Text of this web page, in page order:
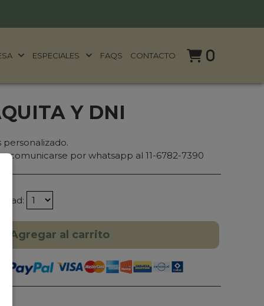
ESPECIALES FAQS CONTACTO 0
Y DNI
personalizado.
comunicarse por whatsapp al 11-6782-7390
Agregar al carrito